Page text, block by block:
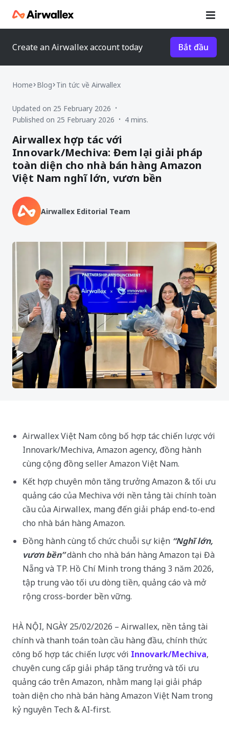
Create an Airwallex account today Bắt đầu
Home Blog Tin tức về Airwallex
Updated on 25 February 2026 •
Published on 25 February 2026 • 4 mins.
Airwallex hợp tác với
Innovark/Mechiva: Đem lại giải pháp
toàn diện cho nhà bán hàng Amazon
Việt Nam nghĩ lớn, vươn bền
Airwallex Editorial Team
Airwallex Việt Nam công bố hợp tác chiến lược với
Innovark/Mechiva, Amazon agency, đồng hành
cùng cộng đồng seller Amazon Việt Nam.
Kết hợp chuyên môn tăng trưởng Amazon & tối ưu
quảng cáo của Mechiva với nền tảng tài chính toàn
cầu của Airwallex, mang đến giải pháp end-to-end
cho nhà bán hàng Amazon.
Đồng hành cùng tổ chức chuỗi sự kiện “Nghĩ lớn,
vươn bền”dành cho nhà bán hàng Amazon tại Đà
Nẵng và TP. Hồ Chí Minh trong tháng 3 năm 2026,
tập trung vào tối ưu dòng tiền, quảng cáo và mở
rộng cross-border bền vững.
HÀ NỘI, NGÀY 25/02/2026 – Airwallex, nền tảng tài
chính và thanh toán toàn cầu hàng đầu, chính thức
công bố hợp tác chiến lược với Innovark/Mechiva,
chuyên cung cấp giải pháp tăng trưởng và tối ưu
quảng cáo trên Amazon, nhằm mang lại giải pháp
toàn diện cho nhà bán hàng Amazon Việt Nam trong
kỷ nguyên Tech & AI-first.